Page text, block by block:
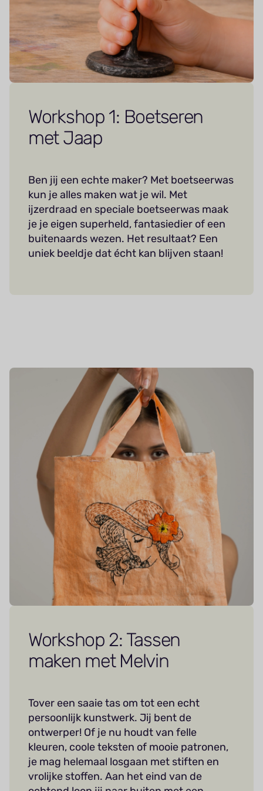
Workshop 1: Boetseren
met Jaap
Ben jij een echte maker? Met boetseerwas
kun je alles maken wat je wil. Met
ijzerdraad en speciale boetseerwas maak
je je eigen superheld, fantasiedier of een
buitenaards wezen. Het resultaat? Een
uniek beeldje dat écht kan blijven staan!
Workshop 2: Tassen
maken met Melvin
Tover een saaie tas om tot een echt
persoonlijk kunstwerk. Jij bent de
ontwerper! Of je nu houdt van felle
kleuren, coole teksten of mooie patronen,
je mag helemaal losgaan met stiften en
vrolijke stoffen. Aan het eind van de